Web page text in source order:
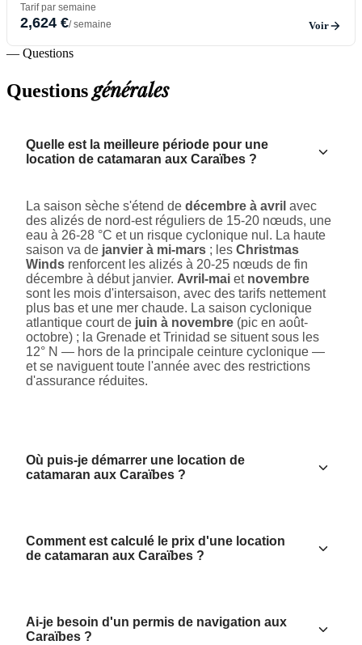
Tarif par semaine
2,624 €/ semaine Voir
— Questions
Questionsgénérales
Quelle est la meilleure période pour une
location de catamaran aux Caraïbes ?
La saison sèche s'étend de décembre à avril avec
des alizés de nord-est réguliers de 15-20 nœuds, une
eau à 26-28 °C et un risque cyclonique nul. La haute
saison va de janvier à mi-mars ; les Christmas
Winds renforcent les alizés à 20-25 nœuds de fin
décembre à début janvier. Avril-mai et novembre
sont les mois d'intersaison, avec des tarifs nettement
plus bas et une mer chaude. La saison cyclonique
atlantique court de juin à novembre (pic en août-
octobre) ; la Grenade et Trinidad se situent sous les
12° N — hors de la principale ceinture cyclonique —
et se naviguent toute l'année avec des restrictions
d'assurance réduites.
Où puis-je démarrer une location de
catamaran aux Caraïbes ?
Comment est calculé le prix d'une location
de catamaran aux Caraïbes ?
Ai-je besoin d'un permis de navigation aux
Caraïbes ?